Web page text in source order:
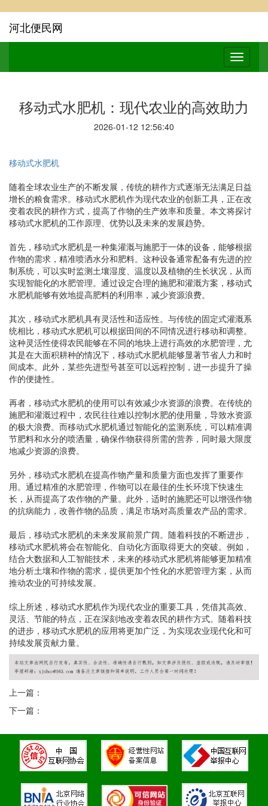
河北便民网
移动式水肥机：现代农业的高效助力
2026-01-12 12:56:40
移动式水肥机
随着全球农业生产的不断发展，传统的耕作方式逐渐无法满足日益
增长的粮食需求。移动式水肥机作为现代农业的创新工具，正在改
变着农民的耕作方式，提高了作物的生产效率和质量。本文将探讨
移动式水肥机的工作原理、优势以及未来的发展趋势。
首先，移动式水肥机是一种集灌溉与施肥于一体的设备，能够根据
作物的需求，精准喷洒水分和肥料。这种设备通常配备有先进的控
制系统，可以实时监测土壤湿度、温度以及植物的生长状况，从而
实现智能化的水肥管理。通过设定合理的施肥和灌溉方案，移动式
水肥机能够有效地提高肥料的利用率，减少资源浪费。
其次，移动式水肥机具有灵活性和适应性。与传统的固定式灌溉系
统相比，移动式水肥机可以根据田间的不同情况进行移动和调整。
这种灵活性使得农民能够在不同的地块上进行高效的水肥管理，尤
其是在大面积耕种的情况下，移动式水肥机能够显著节省人力和时
间成本。此外，某些先进型号甚至可以远程控制，进一步提升了操
作的便捷性。
再者，移动式水肥机的使用可以有效减少水资源的浪费。在传统的
施肥和灌溉过程中，农民往往难以控制水肥的使用量，导致水资源
的极大浪费。而移动式水肥机通过智能化的监测系统，可以精准调
节肥料和水分的喷洒量，确保作物获得所需的营养，同时最大限度
地减少资源的浪费。
另外，移动式水肥机在提高作物产量和质量方面也发挥了重要作
用。通过精准的水肥管理，作物可以在最佳的生长环境下快速生
长，从而提高了农作物的产量。此外，适时的施肥还可以增强作物
的抗病能力，改善作物的品质，满足市场对高质量农产品的需求。
最后，移动式水肥机的未来发展前景广阔。随着科技的不断进步，
移动式水肥机将会在智能化、自动化方面取得更大的突破。例如，
结合大数据和人工智能技术，未来的移动式水肥机将能够更加精准
地分析土壤和作物的需求，提供更加个性化的水肥管理方案，从而
推动农业的可持续发展。
综上所述，移动式水肥机作为现代农业的重要工具，凭借其高效、
灵活、节能的特点，正在深刻地改变着农民的耕作方式。随着科技
的进步，移动式水肥机的应用将更加广泛，为实现农业现代化和可
持续发展贡献力量。
上一篇：
下一篇：